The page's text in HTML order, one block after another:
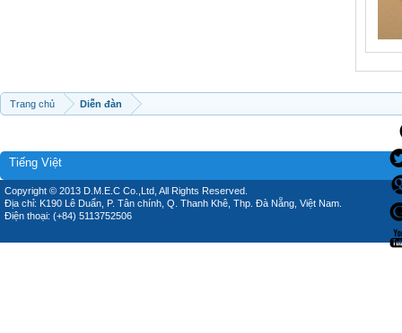
Trang chủ Diễn đàn
Tiếng Việt
Copyright © 2013 D.M.E.C Co.,Ltd, All Rights Reserved.
Địa chỉ: K190 Lê Duẩn, P. Tân chính, Q. Thanh Khê, Thp. Đà Nẵng, Việt Nam.
Điện thoại: (+84) 5113752506